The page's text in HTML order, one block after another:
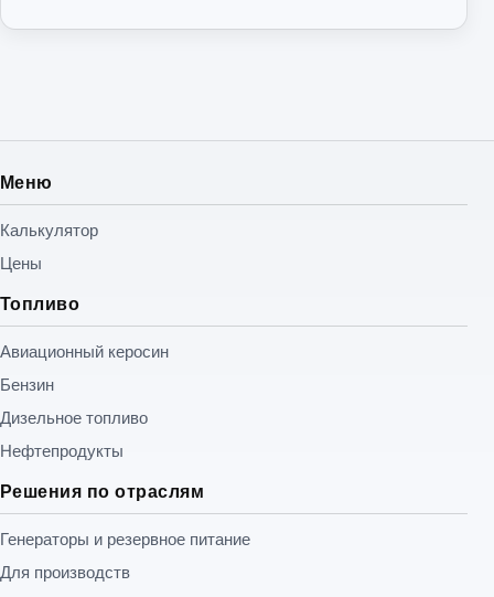
Читать
Меню
Калькулятор
Цены
Топливо
Авиационный керосин
Бензин
Дизельное топливо
Нефтепродукты
Решения по отраслям
Генераторы и резервное питание
Для производств